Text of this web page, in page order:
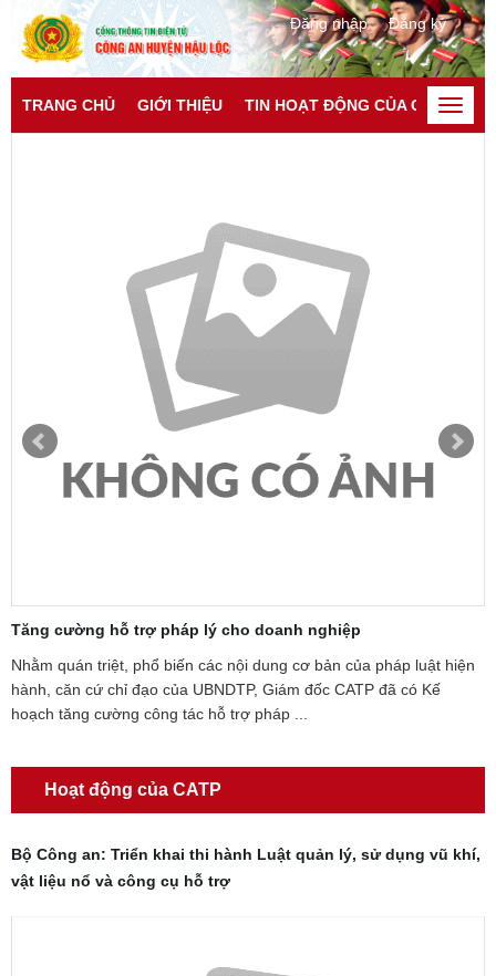
Đăng nhập Đăng ký
TRANG CHỦ GIỚI THIỆU TIN HOẠT ĐỘNG CỦA CATPToggle
cường hỗ trợ pháp lý cho doanh nghiệp
quán triệt, phổ biến các nội dung cơ bản của pháp luật hiện
căn cứ chỉ đạo của UBNDTP, Giám đốc CATP đã có Kế
tăng cường công tác hỗ trợ pháp ...
Hoạt động của CATP
Bộ Công an: Triển khai thi hành Luật quản lý, sử dụng vũ khí,
vật liệu nổ và công cụ hỗ trợ